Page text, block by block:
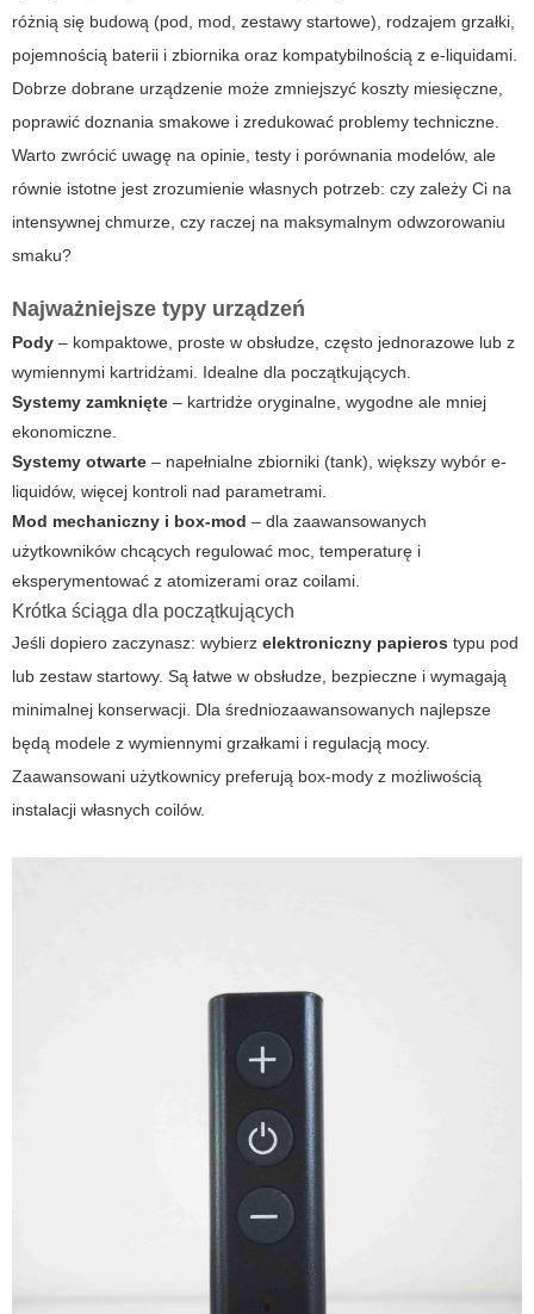
różnią się budową (pod, mod, zestawy startowe), rodzajem grzałki,
pojemnością baterii i zbiornika oraz kompatybilnością z e-liquidami.
Dobrze dobrane urządzenie może zmniejszyć koszty miesięczne,
poprawić doznania smakowe i zredukować problemy techniczne.
Warto zwrócić uwagę na opinie, testy i porównania modelów, ale
równie istotne jest zrozumienie własnych potrzeb: czy zależy Ci na
intensywnej chmurze, czy raczej na maksymalnym odwzorowaniu
smaku?
Najważniejsze typy urządzeń
Pody – kompaktowe, proste w obsłudze, często jednorazowe lub z
wymiennymi kartridżami. Idealne dla początkujących.
Systemy zamknięte – kartridże oryginalne, wygodne ale mniej
ekonomiczne.
Systemy otwarte – napełnialne zbiorniki (tank), większy wybór e-
liquidów, więcej kontroli nad parametrami.
Mod mechaniczny i box-mod – dla zaawansowanych
użytkowników chcących regulować moc, temperaturę i
eksperymentować z atomizerami oraz coilami.
Krótka ściąga dla początkujących
Jeśli dopiero zaczynasz: wybierz elektroniczny papieros typu pod
lub zestaw startowy. Są łatwe w obsłudze, bezpieczne i wymagają
minimalnej konserwacji. Dla średniozaawansowanych najlepsze
będą modele z wymiennymi grzałkami i regulacją mocy.
Zaawansowani użytkownicy preferują box-mody z możliwością
instalacji własnych coilów.